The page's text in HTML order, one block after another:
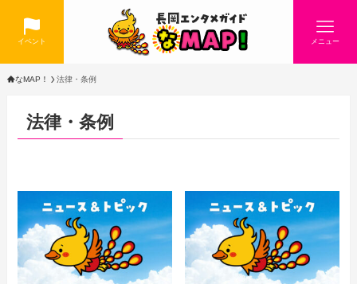
イベント メニュー
なMAP！ 法律・条例
法律・条例